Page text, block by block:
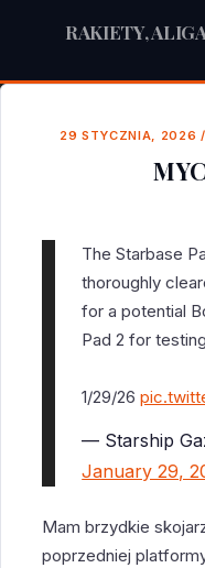
RAKIETY,
29 STYCZNIA, 2026
The Starbase
thoroughly
for a potential
Pad 2 for
1/29/26
— Starship
January 29,
Mam brzydkie
poprzedniej